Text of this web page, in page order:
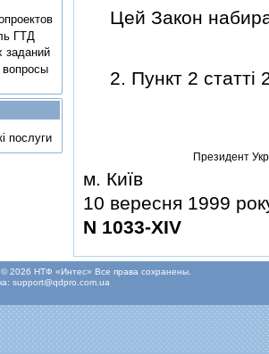
Цей Закон
2. Пункт 2 статтi
Президент
м. Київ
10 вересня 1999
N 1033-XIV
ГТД
заданий
послуги
2026 НТФ «Интес» Все права сохранены.
support@qdpro.com.ua